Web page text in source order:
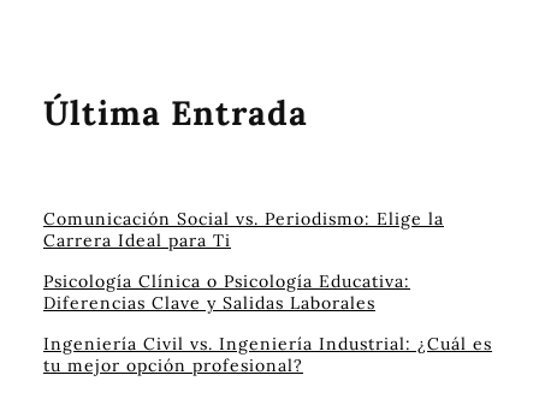
Última Entrada
Comunicación Social vs. Periodismo: Elige la
Carrera Ideal para Ti
Psicología Clínica o Psicología Educativa:
Diferencias Clave y Salidas Laborales
Ingeniería Civil vs. Ingeniería Industrial: ¿Cuál es
tu mejor opción profesional?